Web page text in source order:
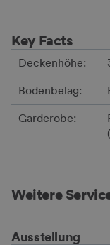
Key Facts
Deckenhöhe:
Bodenbelag:
Garderobe:
Weitere
Ausstellung